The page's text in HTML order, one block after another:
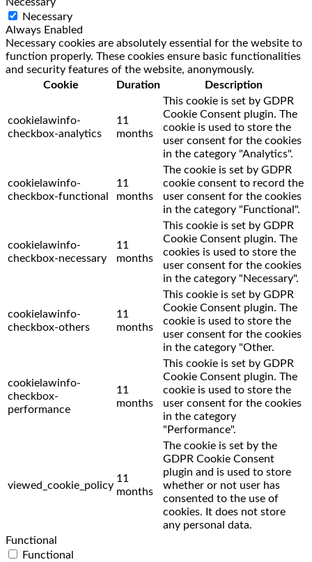
Necessary
Necessary
Always Enabled
Necessary cookies are absolutely essential for the website to
function properly. These cookies ensure basic functionalities
and security features of the website, anonymously.
Cookie
Duration Description
cookielawinfo-
checkbox-analytics
11
months
This cookie is set by GDPR
Cookie Consent plugin. The
cookie is used to store the
user consent for the cookies
in the category "Analytics".
cookielawinfo-
checkbox-functional
11
months
The cookie is set by GDPR
cookie consent to record the
user consent for the cookies
in the category "Functional".
cookielawinfo-
checkbox-necessary
11
months
This cookie is set by GDPR
Cookie Consent plugin. The
cookies is used to store the
user consent for the cookies
in the category "Necessary".
cookielawinfo-
checkbox-others
11
months
This cookie is set by GDPR
Cookie Consent plugin. The
cookie is used to store the
user consent for the cookies
in the category "Other.
cookielawinfo-
checkbox-
performance
11
months
This cookie is set by GDPR
Cookie Consent plugin. The
cookie is used to store the
user consent for the cookies
in the category
"Performance".
viewed_cookie_policy
11
months
The cookie is set by the
GDPR Cookie Consent
plugin and is used to store
whether or not user has
consented to the use of
cookies. It does not store
any personal data.
Functional
Functional